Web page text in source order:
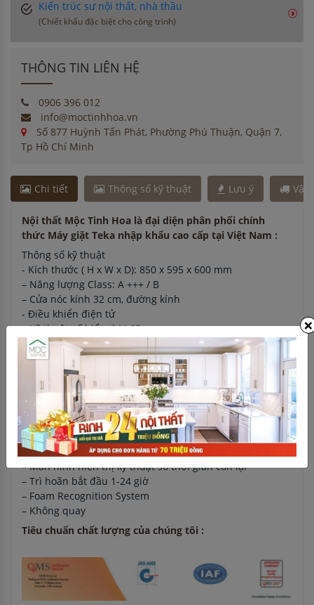
Kiến trúc sư nội thất, nhà thầu
(Chiết khấu đặc biệt cho công trình)
THÔNG TIN LIÊN HỆ
0906 396 012
info@moctinhhoa.vn
Số 877 Huỳnh Tấn Phát, Phường Phú Thuận, Quận 7,
Tp Hồ Chí Minh
Chi tiết Thông số kỹ thuật Lưu ý Vận
Nội thất Mộc Tinh Hoa là đại diện phân phối chính
thức Máy giặt Teka nhập khẩu cao cấp tại Việt Nam :
Thông số kỹ thuật
- Kích thước ( H x W x D): 850 x 595 x 600 mm
– Năng lượng Class: A +++ / B
– Cửa nóc kính 32 cm, đường kính
- Điều khiển điện tử
– Kỹ thuật số hiển thị LCD
– 11 chương trình
– Chương trình giặt nhanh 15 phút và chương trình pre-
Tính năng nổi bật
– Các nút chức năng: on-off, spin chọn, phụ, chương trình
nhanh, chậm và lập trình nhiệt độ
– Khóa an toàn trong trường hợp thiếu nước hoặc điện
– Quản lý rửa điện tử (Fuzzy Logic)
– Màn hình hiển thị kỹ thuật số thời gian còn lại
– Trì hoãn bắt đầu 1-24 giờ
– Foam Recognition System
– Không quay
Tiêu chuẩn chất lượng của chúng tôi :
×